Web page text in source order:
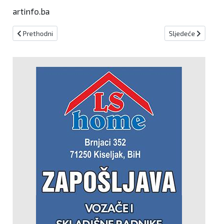
artinfo.ba
Prethodni članak: Najavljene radarske kontrole za 15.5.2025.
Prethodni Sljedeći članak:
Sljedeće